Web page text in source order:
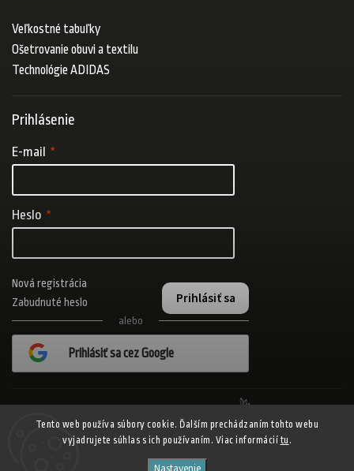
Tento web používa súbory cookie. Ďalším prechádzaním tohto webu
vyjadrujete súhlas s ich používaním. Viac informácií tu .
Veľkostné tabuľky
Ošetrovanie obuvi a textilu
Technológie ADIDAS
Prihlásenie
E-mail
Heslo
Prihlásiť sa
Nová registrácia
Zabudnuté heslo
alebo
Prihlásiť sa cez Google
ADISPORT.sk - adidas online športový obchod